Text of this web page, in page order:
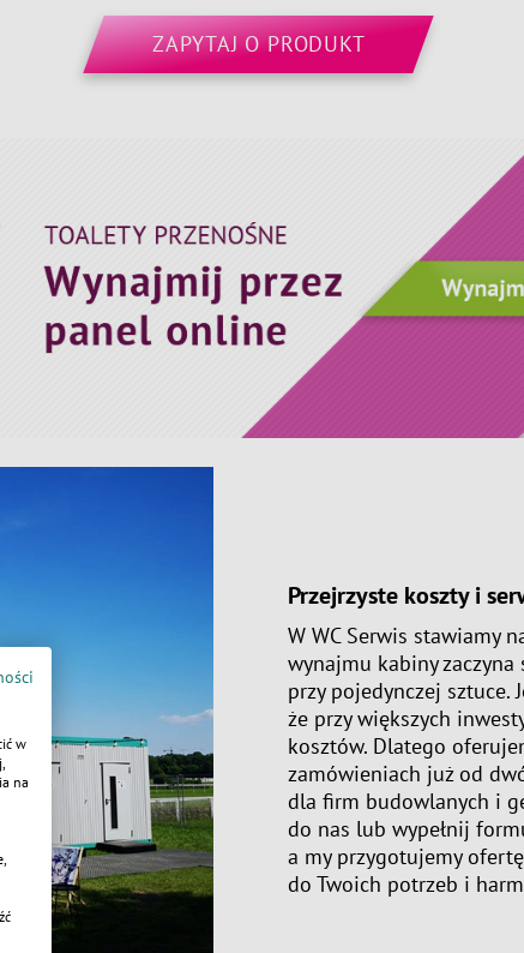
ZAPYTAJ O PRODUKT
Przejrzyste koszty i
W WC Serwis stawiamy
wynajmu kabiny
przy pojedynczej sztuce.
że przy większych
kosztów. Dlatego
zamówieniach już od
dla firm budowlanych i
do nas lub wypełnij
a my przygotujemy
do Twoich potrzeb i
w
na